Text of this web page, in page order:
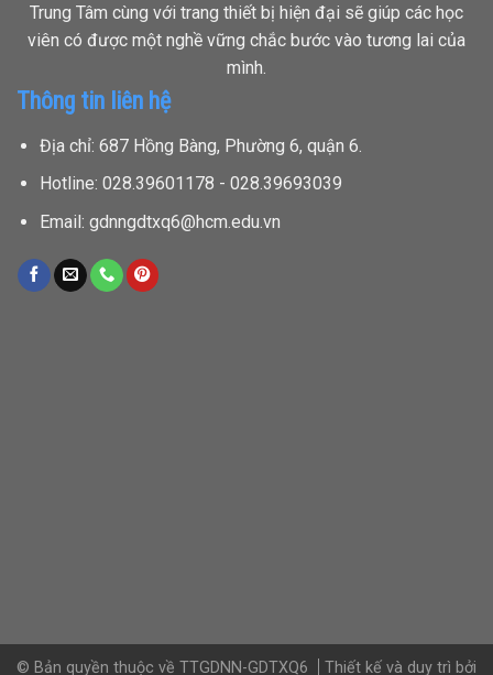
Trung Tâm cùng với trang thiết bị hiện đại sẽ giúp các học
viên có được một nghề vững chắc bước vào tương lai của
mình.
Thông tin liên hệ
Địa chỉ: 687 Hồng Bàng, Phường 6, quận 6.
Hotline: 028.39601178 - 028.39693039
Email: gdnngdtxq6@hcm.edu.vn
© Bản quyền thuộc về TTGDNN-GDTXQ6 Thiết kế và duy trì bởi